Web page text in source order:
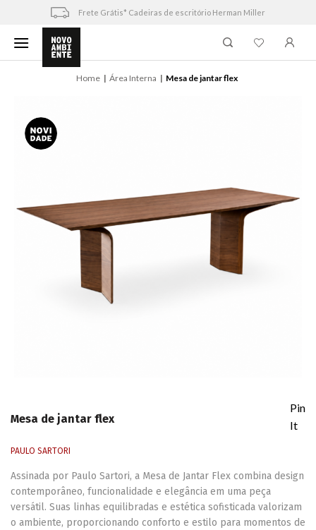
content
Frete Grátis* Cadeiras de escritório Herman Miller
Home Área Interna Mesa de jantar flex
Mesa de jantar flex
Pin
It
PAULO SARTORI
Assinada por Paulo Sartori, a Mesa de Jantar Flex combina design
contemporâneo, funcionalidade e elegância em uma peça
versátil. Suas linhas equilibradas e estética sofisticada valorizam
o ambiente, proporcionando conforto e estilo para momentos de